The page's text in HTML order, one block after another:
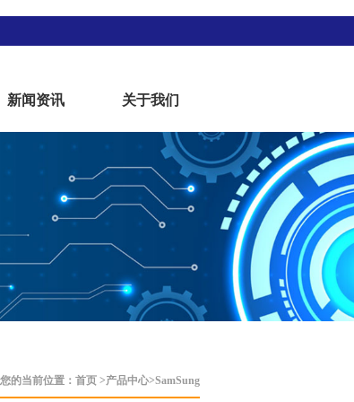
新闻资讯 关于我们
您的当前位置： 首页 >产品中心>SamSung